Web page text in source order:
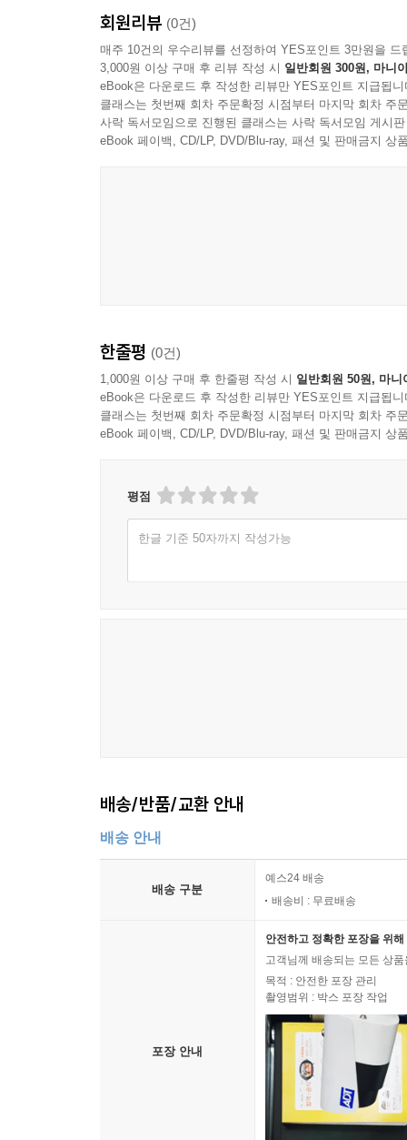
동시대 동 · 서양의 인류사상 발전사를 한눈에 비교
『교양으로 읽는 세계 사상사 지도』는 총 10개
등을 비롯해 칸트, 헤겔, 마르크스, 프로이트, 하이
대륙을 뛰어넘어 문명의 발전과 함께한 인류사상
서양 사상의 변화를 쉽게 이해할 수 있을 것이다.
회원리뷰 (0건)
매주 10건의 우수리뷰를 선정하여 YES포인트 3만원을 드
3,000원 이상 구매 후 리뷰 작성 시 일반회원 300원, 마니
eBook은 다운로드 후 작성한 리뷰만 YES포인트 지급됩니
클래스는 첫번째 회차 주문확정 시점부터 마지막 회차 주
사락 독서모임으로 진행된 클래스는 사락 독서모임 게시
eBook 페이백, CD/LP, DVD/Blu-ray, 패션 및 판매금지 상
한줄평 (0건)
1,000원 이상 구매 후 한줄평 작성 시 일반회원 50원, 마니
eBook은 다운로드 후 작성한 리뷰만 YES포인트 지급됩니
클래스는 첫번째 회차 주문확정 시점부터 마지막 회차 주
eBook 페이백, CD/LP, DVD/Blu-ray, 패션 및 판매금지 상
평점
한글 기준 50자까지 작성가능
배송/반품/교환 안내
배송 안내
배송 구분
예스24 배송
배송비 : 무료배송
포장 안내
안전하고 정확한 포장을 위
고객님께 배송되는 모든 상
목적 : 안전한 포장 관리
촬영범위 : 박스 포장 작업